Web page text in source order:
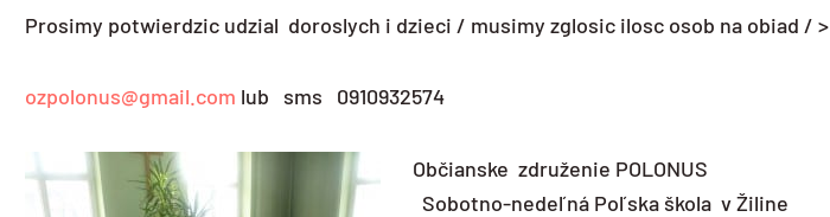
Prosimy potwierdzic udzial doroslych i dzieci / musimy zglosic ilosc osob na obiad / >
ozpolonus@gmail.com lub sms 0910932574
Občianske združenie POLONUS
Sobotno-nedeľná Poľska škola v Žiline